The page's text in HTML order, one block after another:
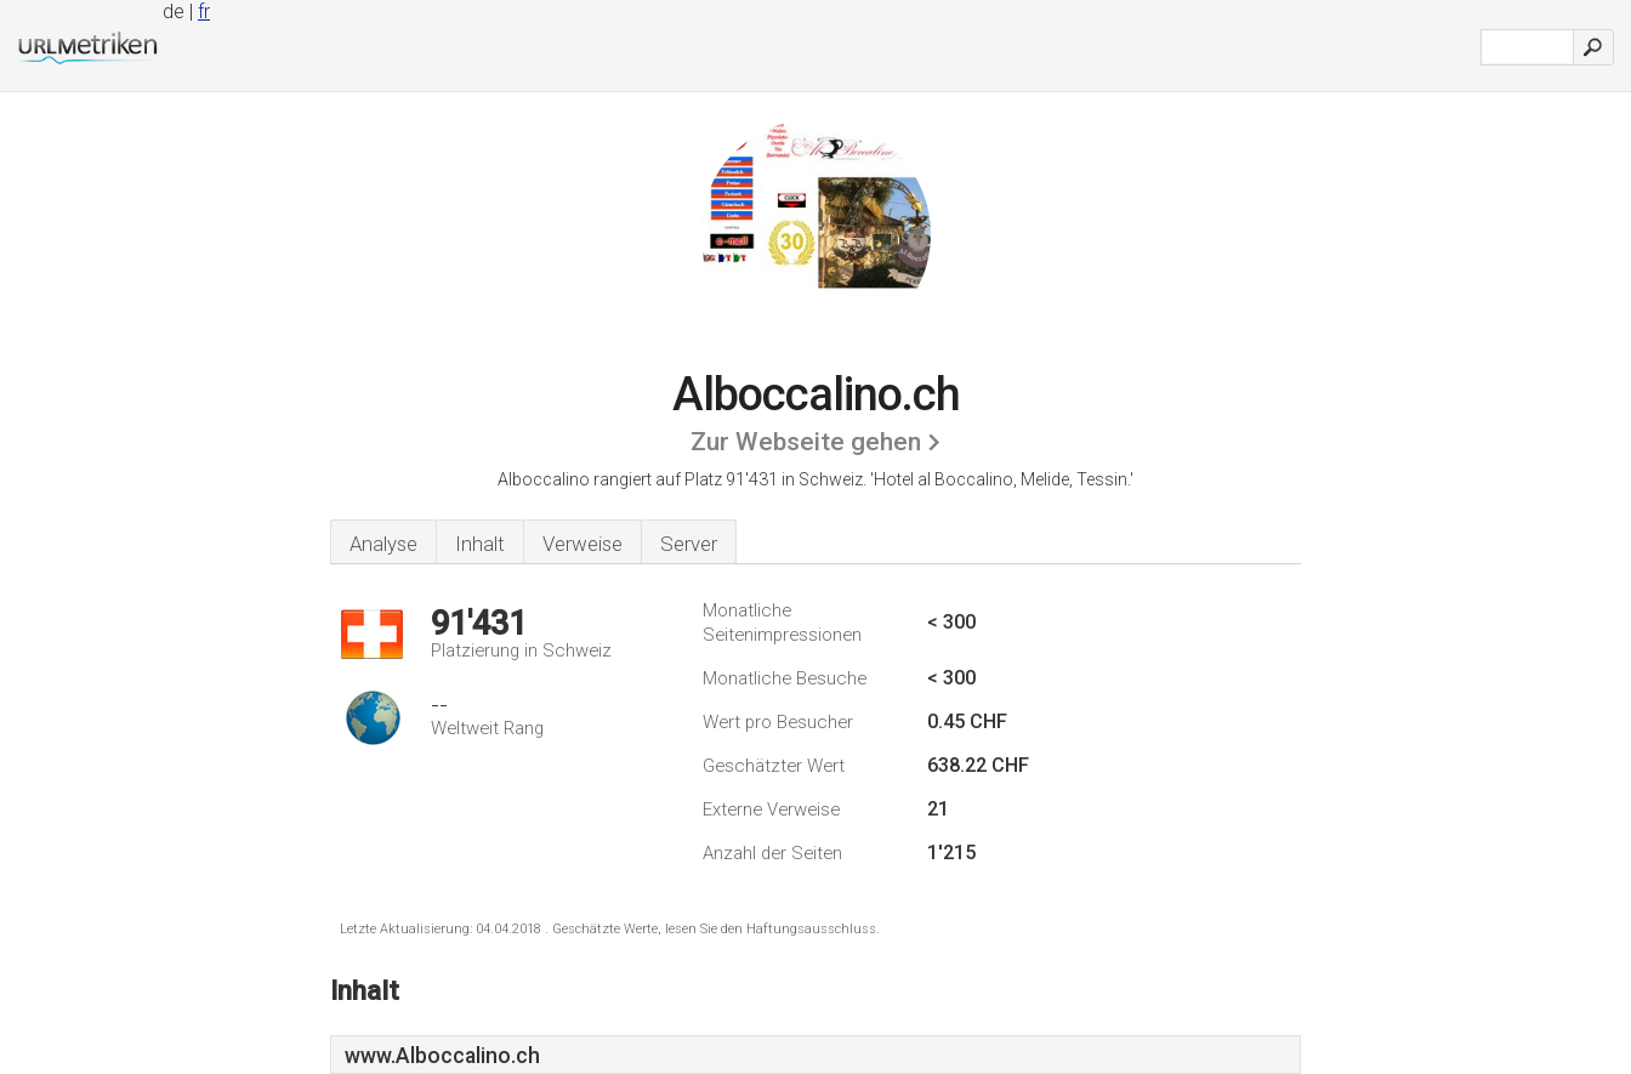
de | fr
Alboccalino.ch
Zur Webseite gehen
Alboccalino rangiert auf Platz 91'431 in Schweiz. 'Hotel al Boccalino, Melide, Tessin.'
Analyse Inhalt Verweise Server
91'431
Platzierung in Schweiz
--
Weltweit Rang
Monatliche
Seitenimpressionen
< 300
Monatliche Besuche < 300
Wert pro Besucher 0.45 CHF
Geschätzter Wert 638.22 CHF
Externe Verweise 21
Anzahl der Seiten 1'215
Letzte Aktualisierung: 04.04.2018 . Geschätzte Werte, lesen Sie den Haftungsausschluss.
Inhalt
www.Alboccalino.ch